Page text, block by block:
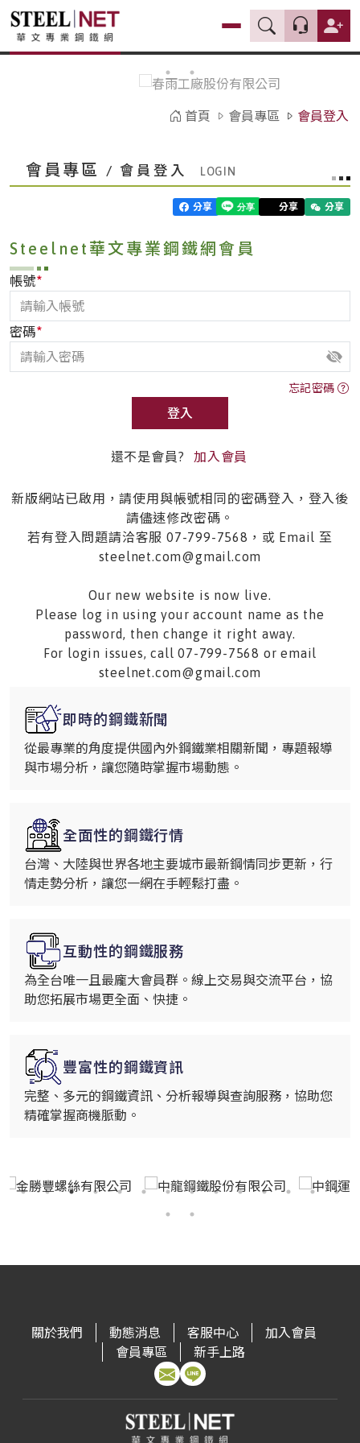
首頁 會員專區 會員登入
會員專區 / 會員登入
分享 分享 分享
Steelnet華文專業鋼鐵網會員
帳號*
密碼*
忘記密碼
登入
還不是會員? 加入會員
新版網站已啟用，請使用與帳號相同的密碼登入，登入後
請儘速修改密碼。
若有登入問題請洽客服 07-799-7568，或 Email 至
steelnet.com@gmail.com
Our new website is now live.
Please log in using your account name as the
password, then change it right away.
For login issues, call 07-799-7568 or email
steelnet.com@gmail.com
即時的鋼鐵新聞
從最專業的角度提供國內外鋼鐵業相關新聞，專題報導
與市場分析，讓您隨時掌握市場動態。
全面性的鋼鐵行情
台灣、大陸與世界各地主要城市最新鋼情同步更新，行
情走勢分析，讓您一網在手輕鬆打盡。
互動性的鋼鐵服務
為全台唯一且最龐大會員群。線上交易與交流平台，協
助您拓展市場更全面、快捷。
豐富性的鋼鐵資訊
完整、多元的鋼鐵資訊、分析報導與查詢服務，協助您
精確掌握商機脈動。
關於我們 動態消息 客服中心
加入會員
會員專區
新手上路